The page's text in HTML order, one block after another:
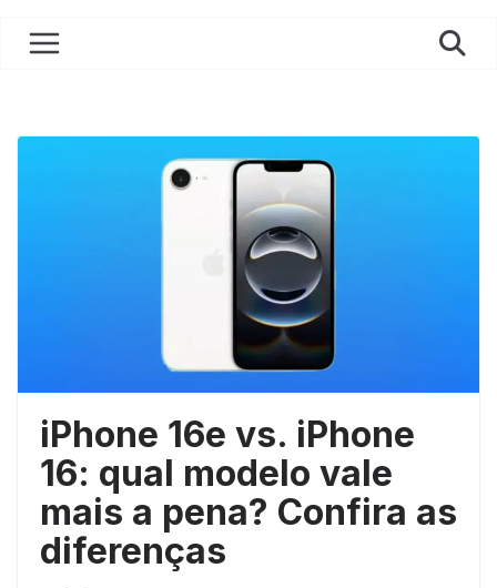
iPhone 16e vs. iPhone
16: qual modelo vale
mais a pena? Confira as
diferenças